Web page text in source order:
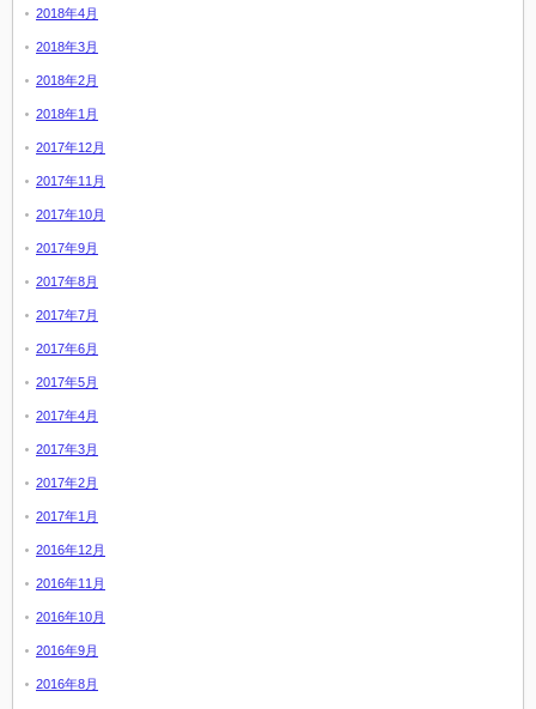
2018年4月
2018年3月
2018年2月
2018年1月
2017年12月
2017年11月
2017年10月
2017年9月
2017年8月
2017年7月
2017年6月
2017年5月
2017年4月
2017年3月
2017年2月
2017年1月
2016年12月
2016年11月
2016年10月
2016年9月
2016年8月